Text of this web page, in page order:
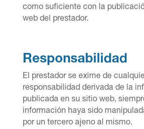
como suficiente con la
web del prestador.
Responsabilidad
El prestador se exime de
responsabilidad derivada de la
publicada en su sitio web,
información haya sido
por un tercero ajeno al mismo.